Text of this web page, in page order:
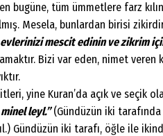
tüm ümmetlere farz
Mesela, bunlardan birisi zikirdir.
evlerinizi mescit edinin ve zikrim
Bizi var eden, nimet
yine Kuran’da açık ve seçik
leyl.”(Gündüzün iki tarafında
Gündüzün iki tarafı, öğle ile